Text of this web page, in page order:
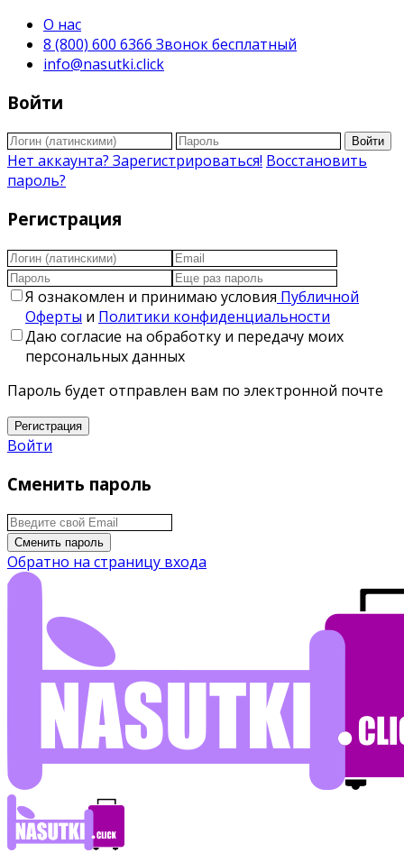
О нас
8 (800) 600 6366 Звонок бесплатный
info@nasutki.click
Войти
Войти
Нет аккаунта? Зарегистрироваться! Восстановить
пароль?
Регистрация
Я ознакомлен и принимаю условия Публичной
Оферты и Политики конфиденциальности
Даю согласие на обработку и передачу моих
персональных данных
Пароль будет отправлен вам по электронной почте
Регистрация
Войти
Сменить пароль
Сменить пароль
Обратно на страницу входа